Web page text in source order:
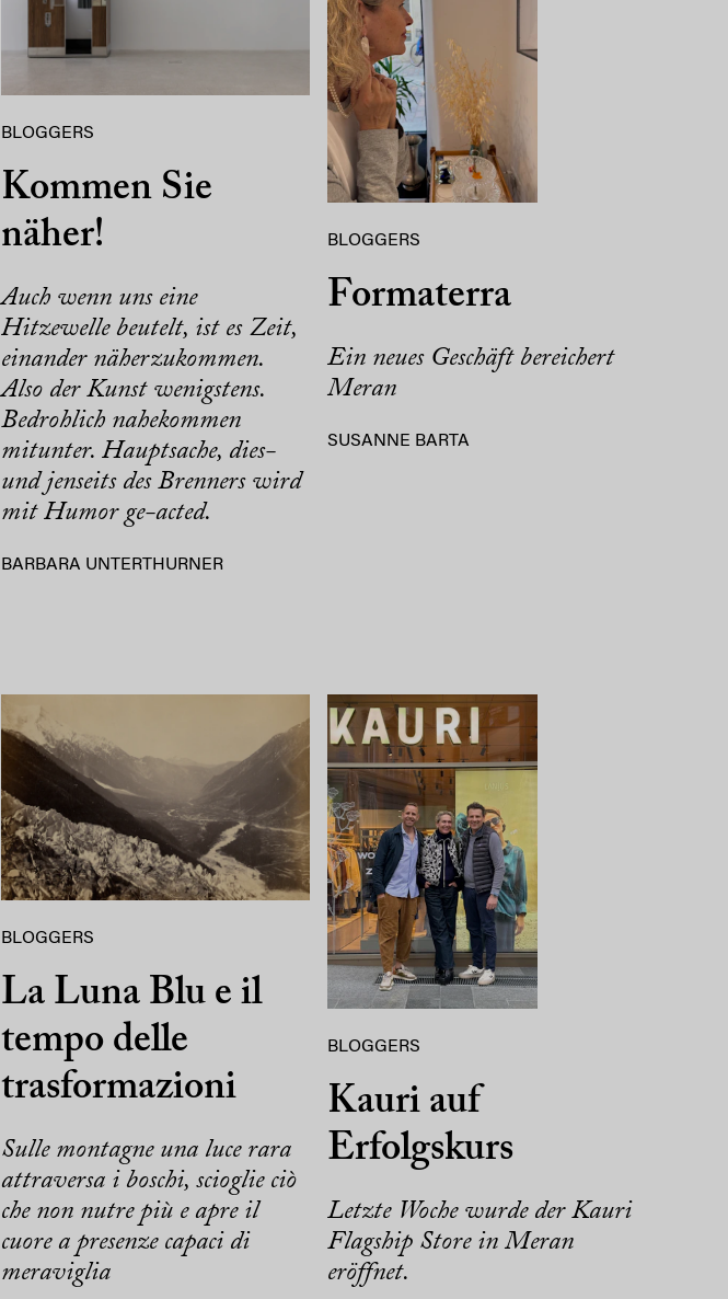
BLOGGERS
Kommen Sie
näher!
Auch wenn uns eine
Hitzewelle beutelt, ist es Zeit,
einander näherzukommen.
Also der Kunst wenigstens.
Bedrohlich nahekommen
mitunter. Hauptsache, dies-
und jenseits des Brenners wird
mit Humor ge-acted.
BARBARA UNTERTHURNER
BLOGGERS
Formaterra
Ein neues Geschäft bereichert
Meran
SUSANNE BARTA
BLOGGERS
La Luna Blu e il
tempo delle
trasformazioni
Sulle montagne una luce rara
attraversa i boschi, scioglie ciò
che non nutre più e apre il
cuore a presenze capaci di
meraviglia
BLOGGERS
Kauri auf
Erfolgskurs
Letzte Woche wurde der Kauri
Flagship Store in Meran
eröffnet.